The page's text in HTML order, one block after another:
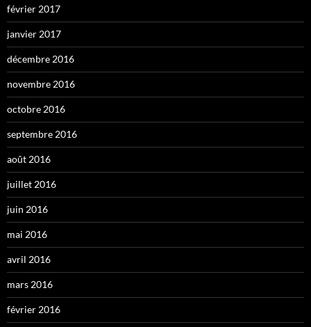
février 2017
janvier 2017
décembre 2016
novembre 2016
octobre 2016
septembre 2016
août 2016
juillet 2016
juin 2016
mai 2016
avril 2016
mars 2016
février 2016